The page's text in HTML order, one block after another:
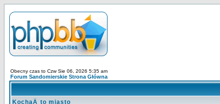
Obecny czas to Czw Sie 06, 2026 5:35 am
Forum Sandomierskie Strona Główna
KochaÄ to miasto